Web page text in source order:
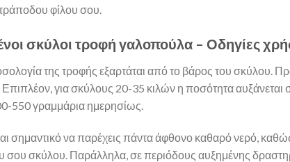
φίλου σου.
σκύλοι τροφή γαλοπούλα – Οδηγίες
της τροφής εξαρτάται από το βάρος του σκύλου.
για σκύλους 20-35 κιλών η ποσότητα
550 γραμμάρια ημερησίως.
σημαντικό να παρέχεις πάντα άφθονο καθαρό νερό,
σου σκύλου. Παράλληλα, σε περιόδους αυξημένης